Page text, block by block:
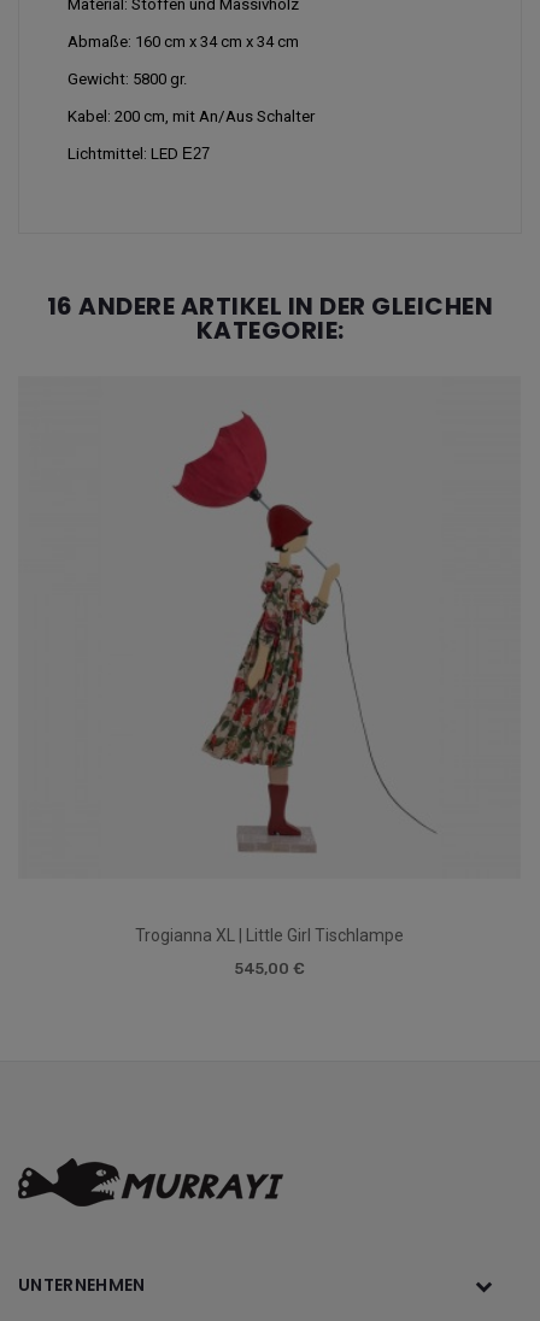
Material: Stoffen und Massivholz
Abmaße: 160 cm x 34 cm x 34 cm
Gewicht: 5800 gr.
Kabel: 200 cm, mit An/Aus Schalter
Lichtmittel: LED E27
16 ANDERE ARTIKEL IN DER GLEICHEN
KATEGORIE:
Trogianna XL | Little Girl Tischlampe
545,00 €
UNTERNEHMEN